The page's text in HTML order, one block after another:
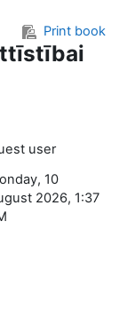
Print book
user
10
2026, 1:37